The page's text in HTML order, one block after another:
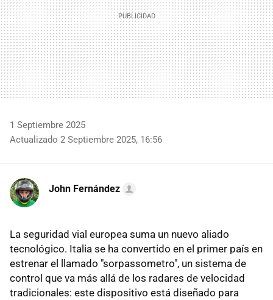
1 Septiembre 2025
Actualizado 2 Septiembre 2025, 16:56
John Fernández
La seguridad vial europea suma un nuevo aliado
tecnológico. Italia se ha convertido en el primer país en
estrenar el llamado "sorpassometro", un sistema de
control que va más allá de los radares de velocidad
tradicionales: este dispositivo está diseñado para